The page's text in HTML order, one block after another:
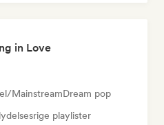
in Love
MainstreamDream pop
playlister